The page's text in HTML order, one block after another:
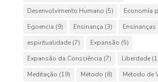
Desenvolvimento Humano (5) Economía
Egoencia (9) Ensinança (3) Ensinanças
espiritualidade(7) Expansão (5)
Expansão da Consciência (7) Liberdade
Meditação (19) Método (8) Método de